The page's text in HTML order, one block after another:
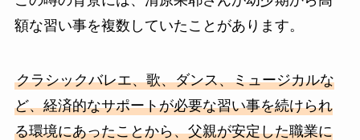
額な習い事を複数していたことがあります。
クラシックバレエ、歌、ダンス、ミュージカルな
ど、経済的なサポートが必要な習い事を続けられ
る環境にあったことから、父親が安定した職業に